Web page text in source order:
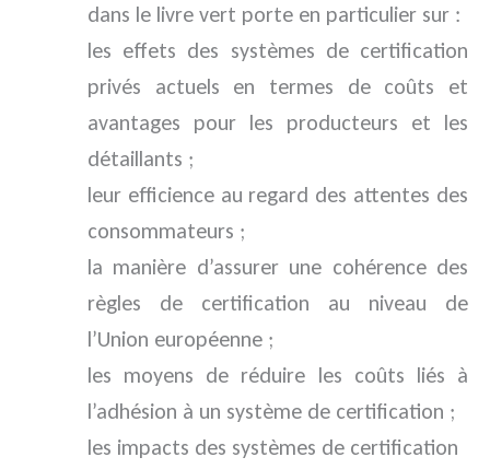
dans le livre vert porte en particulier sur :
les effets des systèmes de certification
privés actuels en termes de coûts et
avantages pour les producteurs et les
détaillants ;
leur efficience au regard des attentes des
consommateurs ;
la manière d’assurer une cohérence des
règles de certification au niveau de
l’Union européenne ;
les moyens de réduire les coûts liés à
l’adhésion à un système de certification ;
les impacts des systèmes de certification